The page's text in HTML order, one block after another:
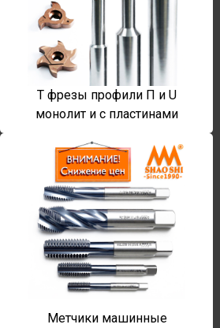
T фрезы профили П и U
монолит и с пластинами
Метчики машинные